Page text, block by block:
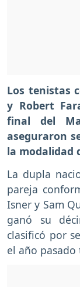
Los tenistas
y Robert
final del
aseguraron
la modalidad
La dupla
pareja
Isner y Sam
ganó su
clasificó por
el año